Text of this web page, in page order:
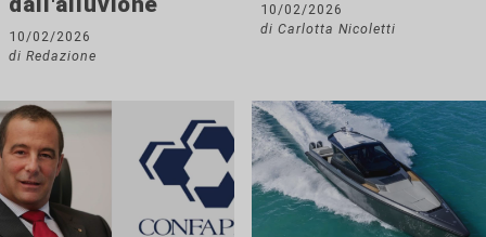
10/02/2026
di Redazione
10/02/2026
di Carlotta Nicoletti